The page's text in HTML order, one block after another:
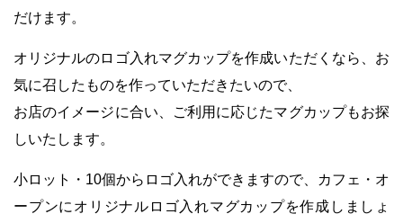
だけます。
オリジナルのロゴ入れマグカップを作成いただくなら、お
気に召したものを作っていただきたいので、
お店のイメージに合い、ご利用に応じたマグカップもお探
しいたします。
小ロット・10個からロゴ入れができますので、カフェ・オ
ープンにオリジナルロゴ入れマグカップを作成しましょ